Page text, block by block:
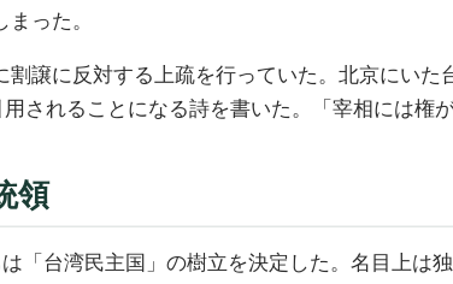
った。
割譲に反対する上疏を行っていた。北京にい
されることになる詩を書いた。「宰相には権
領
「台湾民主国」の樹立を決定した。名目上